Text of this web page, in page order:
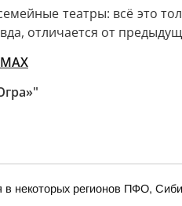
театры: всё это
отличается от
некоторых регионов ПФО,